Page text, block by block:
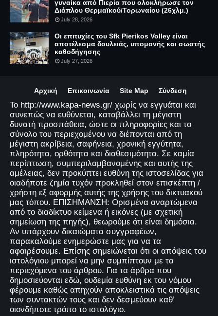
γυναίκα από Πιερία που ολοκλήρωσε τον
Διάπλου Θερμαϊκού/Τορωναίου (26χλμ.)
July 28, 2026
Οι επιτυχίες του Sfk Pierikos Volley είναι
αποτέλεσμα δουλειάς, υπομονής και σωστής
καθοδήγησης
July 27, 2026
Αρχική Επικοινωνία Site Map Σύνδεση
Το http://www.kapa-news.gr/ χωρίς να εγγυάται και
συνεπώς να ευθύνεται, καταβάλλει τη μέγιστη
δυνατή προσπάθεια, ώστε οι πληροφορίες και το
σύνολο του περιεχομένου να διέπονται από τη
μέγιστη ακρίβεια, σαφήνεια, χρονική εγγύτητα,
πληρότητα, ορθότητα και διαθεσιμότητα. Σε καμία
περίπτωση, συμπεριλαμβανομένης και αυτής της
αμέλειας, δεν προκύπτει ευθύνη της ιστοσελίδας για
οιαδήποτε ζημία τυχόν προκληθεί στον επισκέπτη /
χρήστη εξ αφορμής αυτής της χρήσης του δικτυακού
μας τόπου. ΕΠΙΣΗΜΑΝΣΗ: Ορισμένα αναρτώμενα
από το διαδίκτυο κείμενα ή εικόνες (με σχετική
σημείωση της πηγής), θεωρούμε ότι είναι δημόσια.
Αν υπάρχουν δικαιώματα συγγραφέων,
παρακαλούμε ενημερώστε μας για να τα
αφαιρέσουμε. Επίσης σημειώνεται ότι οι απόψεις του
ιστολόγιου μπορεί να μην συμπίπτουν με τα
περιεχόμενα του άρθρου. Για τα άρθρα που
δημοσιεύονται εδώ, ουδεμία ευθύνη εκ του νόμου
φέρουμε καθώς απηχούν αποκλειστικά τις απόψεις
των συντακτών τους και δεν δεσμεύουν καθ’
οιονδήποτε τρόπο το ιστολόγιο.